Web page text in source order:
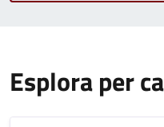
Esplora per